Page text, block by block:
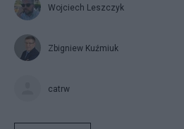
Wojciech Leszczyk
Zbigniew Kuźmiuk
catrw